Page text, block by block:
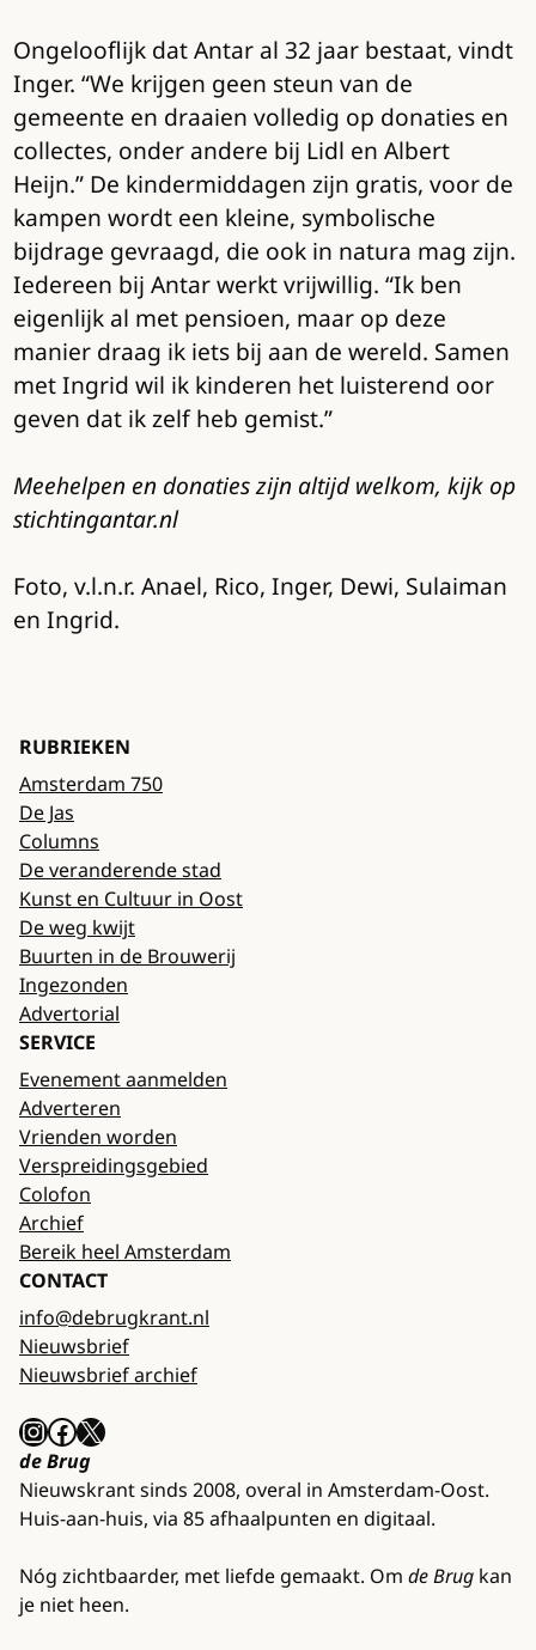
Ongelooflijk dat Antar al 32 jaar bestaat, vindt
Inger. “We krijgen geen steun van de
gemeente en draaien volledig op donaties en
collectes, onder andere bij Lidl en Albert
Heijn.” De kindermiddagen zijn gratis, voor de
kampen wordt een kleine, symbolische
bijdrage gevraagd, die ook in natura mag zijn.
Iedereen bij Antar werkt vrijwillig. “Ik ben
eigenlijk al met pensioen, maar op deze
manier draag ik iets bij aan de wereld. Samen
met Ingrid wil ik kinderen het luisterend oor
geven dat ik zelf heb gemist.”
Meehelpen en donaties zijn altijd welkom, kijk op
stichtingantar.nl
Foto, v.l.n.r. Anael, Rico, Inger, Dewi, Sulaiman
en Ingrid.
RUBRIEKEN
Amsterdam 750
De Jas
Columns
De veranderende stad
Kunst en Cultuur in Oost
De weg kwijt
Buurten in de Brouwerij
Ingezonden
Advertorial
SERVICE
Evenement aanmelden
Adverteren
Vrienden worden
Verspreidingsgebied
Colofon
Archief
Bereik heel Amsterdam
CONTACT
info@debrugkrant.nl
Nieuwsbrief
Nieuwsbrief archief
InstagramFacebook X
de Brug
Nieuwskrant sinds 2008, overal in Amsterdam-Oost.
Huis-aan-huis, via 85 afhaalpunten en digitaal.
Nóg zichtbaarder, met liefde gemaakt. Om de Brug kan
je niet heen.